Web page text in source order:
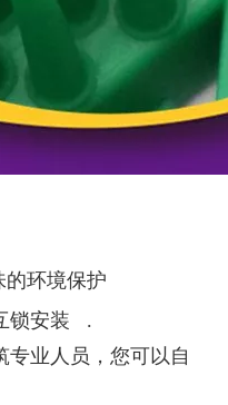
境保护
锁安装 .
业人员，您可以自